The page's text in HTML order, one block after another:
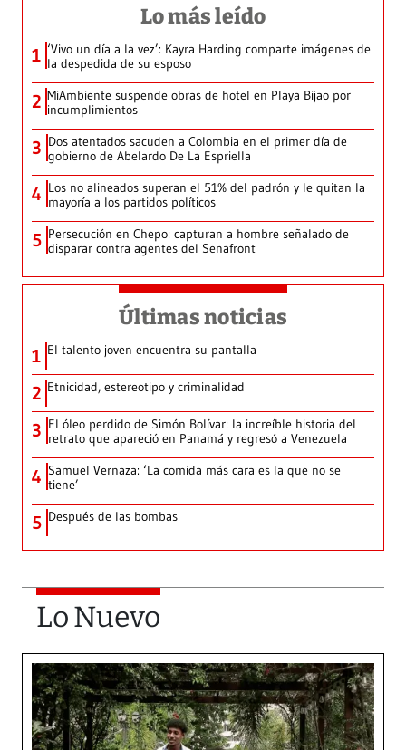
Lo más leído
1 ‘Vivo un día a la vez’: Kayra Harding comparte imágenes de
la despedida de su esposo
2 MiAmbiente suspende obras de hotel en Playa Bijao por
incumplimientos
3 Dos atentados sacuden a Colombia en el primer día de
gobierno de Abelardo De La Espriella
4 Los no alineados superan el 51% del padrón y le quitan la
mayoría a los partidos políticos
5 Persecución en Chepo: capturan a hombre señalado de
disparar contra agentes del Senafront
Últimas noticias
1 El talento joven encuentra su pantalla​
2 Etnicidad, estereotipo y criminalidad
3 El óleo perdido de Simón Bolívar: la increíble historia del
retrato que apareció en Panamá y regresó a Venezuela
4 Samuel Vernaza: ‘La comida más cara es la que no se
tiene’
5 Después de las bombas
Lo Nuevo